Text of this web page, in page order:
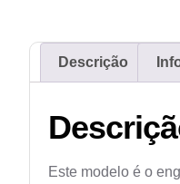
Descrição
Este modelo é o